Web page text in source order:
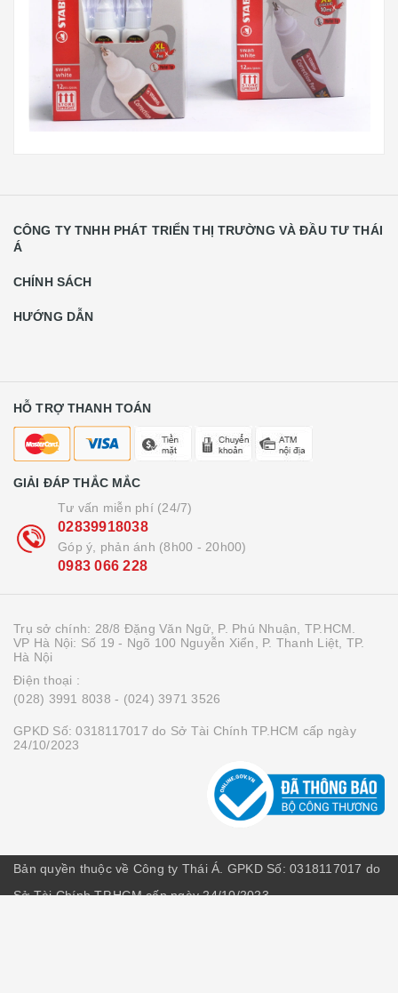
CÔNG TY TNHH PHÁT TRIỂN THỊ TRƯỜNG VÀ ĐẦU TƯ THÁI
Á
CHÍNH SÁCH
HƯỚNG DẪN
HỖ TRỢ THANH TOÁN
GIẢI ĐÁP THẮC MẮC
Tư vấn miễn phí (24/7)
02839918038
Góp ý, phản ánh (8h00 - 20h00)
0983 066 228
Trụ sở chính: 28/8 Đặng Văn Ngữ, P. Phú Nhuận, TP.HCM.
VP Hà Nội: Số 19 - Ngõ 100 Nguyễn Xiển, P. Thanh Liệt, TP.
Hà Nội
Điện thoại :
(028) 3991 8038 - (024) 3971 3526
GPKD Số: 0318117017 do Sở Tài Chính TP.HCM cấp ngày
24/10/2023
Bản quyền thuộc về Công ty Thái Á. GPKD Số: 0318117017 do
Sở Tài Chính TP.HCM cấp ngày 24/10/2023